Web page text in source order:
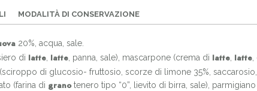
MODALITÀ DI CONSERVAZIONE
20%, acqua, sale.
di
latte, latte, panna, sale), mascarpone (crema di latte, latte,
di glucosio- fruttosio, scorze di limone 35%, saccarosio,
(farina di granotenero tipo “0”, lievito di birra, sale),